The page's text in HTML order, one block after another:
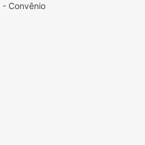
Convênio